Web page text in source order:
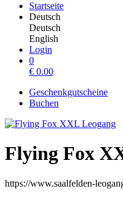
Startseite
Deutsch
Deutsch
English
Login
0
€ 0.00
Geschenkgutscheine
Buchen
Flying Fox
https://www.saalfelden-